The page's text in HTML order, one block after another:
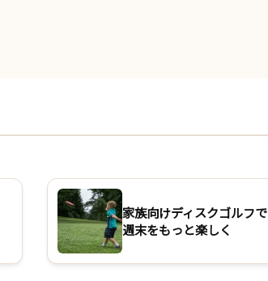
家族向けディスクゴルフで
週末をもっと楽しく